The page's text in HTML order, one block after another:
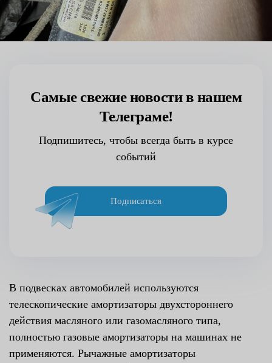
Самые свежие новости в нашем
Телеграме!
Подпишитесь, чтобы всегда быть в курсе
событий
Подписаться
В подвесках автомобилей используются
телескопические амортизаторы двухстороннего
действия масляного или газомасляного типа,
полностью газовые амортизаторы на машинах не
применяются. Рычажные амортизаторы